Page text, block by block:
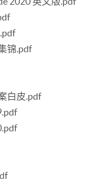
锦.pdf
白皮.pdf